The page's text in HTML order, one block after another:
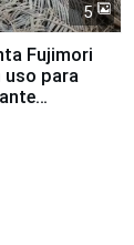
5
Fujimori
uso para